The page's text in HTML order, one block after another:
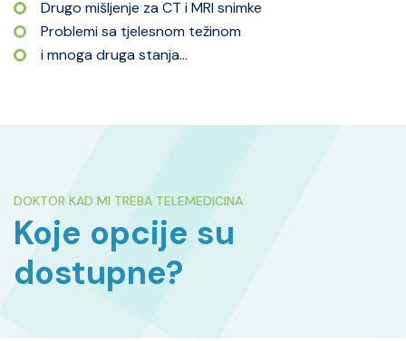
Drugo mišljenje za CT i MRI snimke
Problemi sa tjelesnom težinom
i mnoga druga stanja...
DOKTOR KAD MI TREBA TELEMEDICINA
Koje opcije su
dostupne?